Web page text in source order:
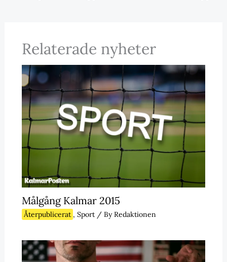
Relaterade nyheter
Målgång Kalmar 2015
Återpublicerat , Sport/ ByRedaktionen